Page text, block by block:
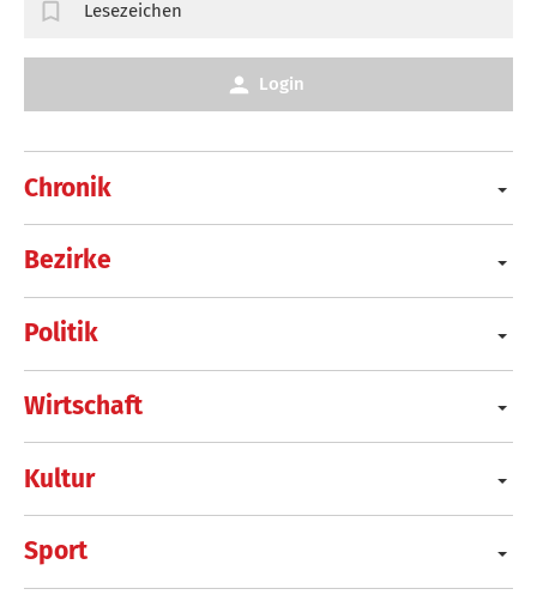
Chronik
Bezirke
Politik
Wirtschaft
Kultur
Sport
Lesezeichen
Login